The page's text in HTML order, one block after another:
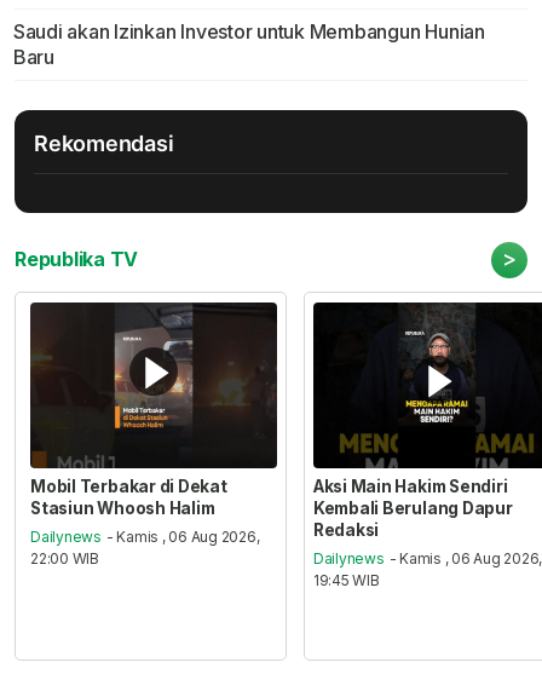
Saudi akan Izinkan Investor untuk Membangun Hunian
Baru
Rekomendasi
Republika TV >
Mobil Terbakar di Dekat
Stasiun Whoosh Halim
Dailynews - Kamis , 06 Aug 2026,
22:00 WIB
Aksi Main Hakim Sendiri
Kembali Berulang Dapur
Redaksi
Dailynews - Kamis , 06 Aug 2026,
19:45 WIB